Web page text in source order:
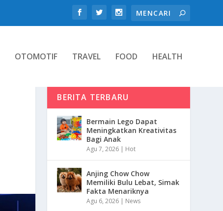
OTOMOTIF TRAVEL FOOD HEALTH
BERITA TERBARU
Bermain Lego Dapat
Meningkatkan Kreativitas
Bagi Anak
Agu 7, 2026 | Hot
Anjing Chow Chow
Memiliki Bulu Lebat, Simak
Fakta Menariknya
Agu 6, 2026 | News